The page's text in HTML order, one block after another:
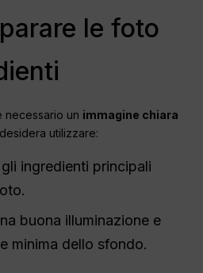
le foto
necessario un immagine chiara
utilizzare:
ingredienti principali
buona illuminazione e
minima dello sfondo.